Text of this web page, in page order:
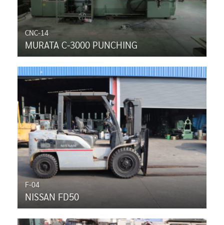
CNC-14
MURATA C-3000 PUNCHING
F-04
NISSAN FD50